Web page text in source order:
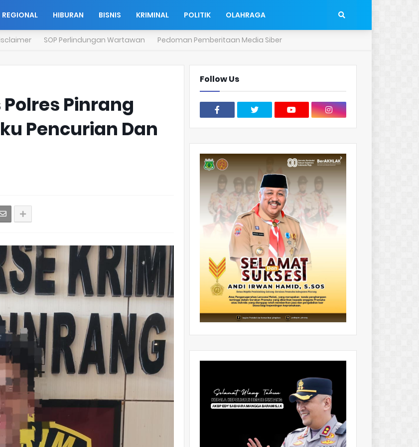
REGIONAL HIBURAN BISNIS KRIMINAL POLITIK OLAHRAGA
SOP Perlindungan Wartawan Pedoman Pemberitaan Media Siber
Pinrang
Pencurian Dan
Follow Us